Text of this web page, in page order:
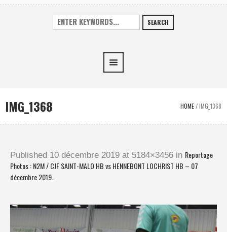
SEARCH
IMG_1368 HOME/IMG_1368
Published 10 décembre 2019 at 5184×3456 in Reportage
Photos : N2M / CJF SAINT-MALO HB vs HENNEBONT LOCHRIST HB – 07
décembre 2019.